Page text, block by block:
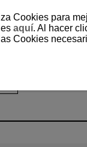
de fotografías y
Cookies para
aquí. Al hacer
Cookies